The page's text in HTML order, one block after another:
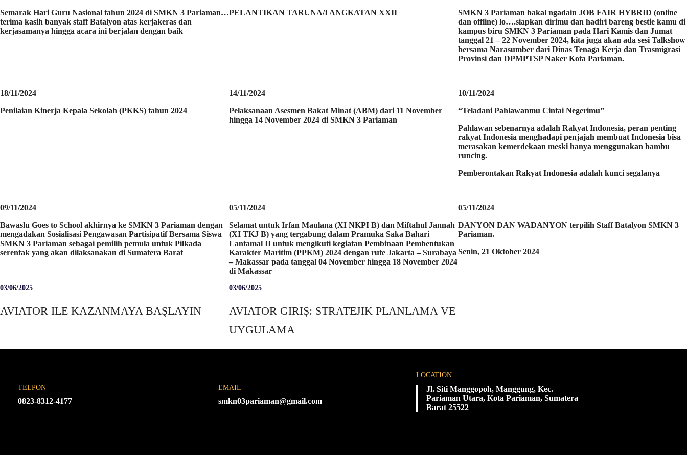
Semarak Hari Guru Nasional tahun 2024 di SMKN 3 Pariaman…
terima kasih banyak staff Batalyon atas kerjakeras dan
kerjasamanya hingga acara ini berjalan dengan baik
PELANTIKAN TARUNA/I ANGKATAN XXII
SMKN 3 Pariaman bakal ngadain JOB FAIR HYBRID (online
dan offline) lo….siapkan dirimu dan hadiri bareng bestie kamu di
kampus biru SMKN 3 Pariaman pada Hari Kamis dan Jumat
tanggal 21 – 22 November 2024, kita juga akan ada sesi Talkshow
bersama Narasumber dari Dinas Tenaga Kerja dan Trasmigrasi
Provinsi dan DPMPTSP Naker Kota Pariaman.
18/11/2024
Penilaian Kinerja Kepala Sekolah (PKKS) tahun 2024
14/11/2024
Pelaksanaan Asesmen Bakat Minat (ABM) dari 11 November
hingga 14 November 2024 di SMKN 3 Pariaman
10/11/2024
“Teladani Pahlawanmu Cintai Negerimu”
Pahlawan sebenarnya adalah Rakyat Indonesia, peran penting
rakyat Indonesia menghadapi penjajah membuat Indonesia bisa
merasakan kemerdekaan meski hanya menggunakan bambu
runcing.
Pemberontakan Rakyat Indonesia adalah kunci segalanya
09/11/2024
Bawaslu Goes to School akhirnya ke SMKN 3 Pariaman dengan
mengadakan Sosialisasi Pengawasan Partisipatif Bersama Siswa
SMKN 3 Pariaman sebagai pemilih pemula untuk Pilkada
serentak yang akan dilaksanakan di Sumatera Barat
05/11/2024
Selamat untuk Irfan Maulana (XI NKPI B) dan Miftahul Jannah
(XI TKJ B) yang tergabung dalam Pramuka Saka Bahari
Lantamal II untuk mengikuti kegiatan Pembinaan Pembentukan
Karakter Maritim (PPKM) 2024 dengan rute Jakarta – Surabaya
– Makassar pada tanggal 04 November hingga 18 November 2024
di Makassar
05/11/2024
DANYON DAN WADANYON terpilih Staff Batalyon SMKN 3
Pariaman.
Senin, 21 Oktober 2024
03/06/2025
AVIATOR ILE KAZANMAYA BAŞLAYIN
03/06/2025
AVIATOR GIRIŞ: STRATEJIK PLANLAMA VE
UYGULAMA
TELPON
0823-8312-4177
EMAIL
smkn03pariaman@gmail.com
LOCATION
Jl. Siti Manggopoh, Manggung, Kec.
Pariaman Utara, Kota Pariaman, Sumatera
Barat 25522